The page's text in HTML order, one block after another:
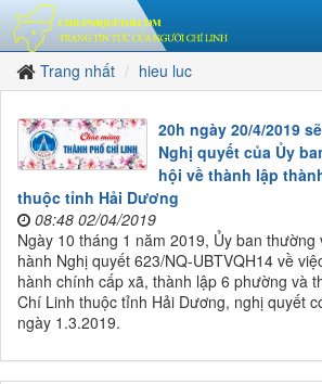
Trang nhất hieu luc
20h ngày 20/4/2019
Nghị quyết của Ủy
hội về thành lập
thuộc tỉnh Hải Dương
08:48 02/04/2019
Ngày 10 tháng 1 năm 2019, Ủy ban thường
hành Nghị quyết 623/NQ-UBTVQH14 về
hành chính cấp xã, thành lập 6 phường và
Chí Linh thuộc tỉnh Hải Dương, nghị quyết
ngày 1.3.2019.